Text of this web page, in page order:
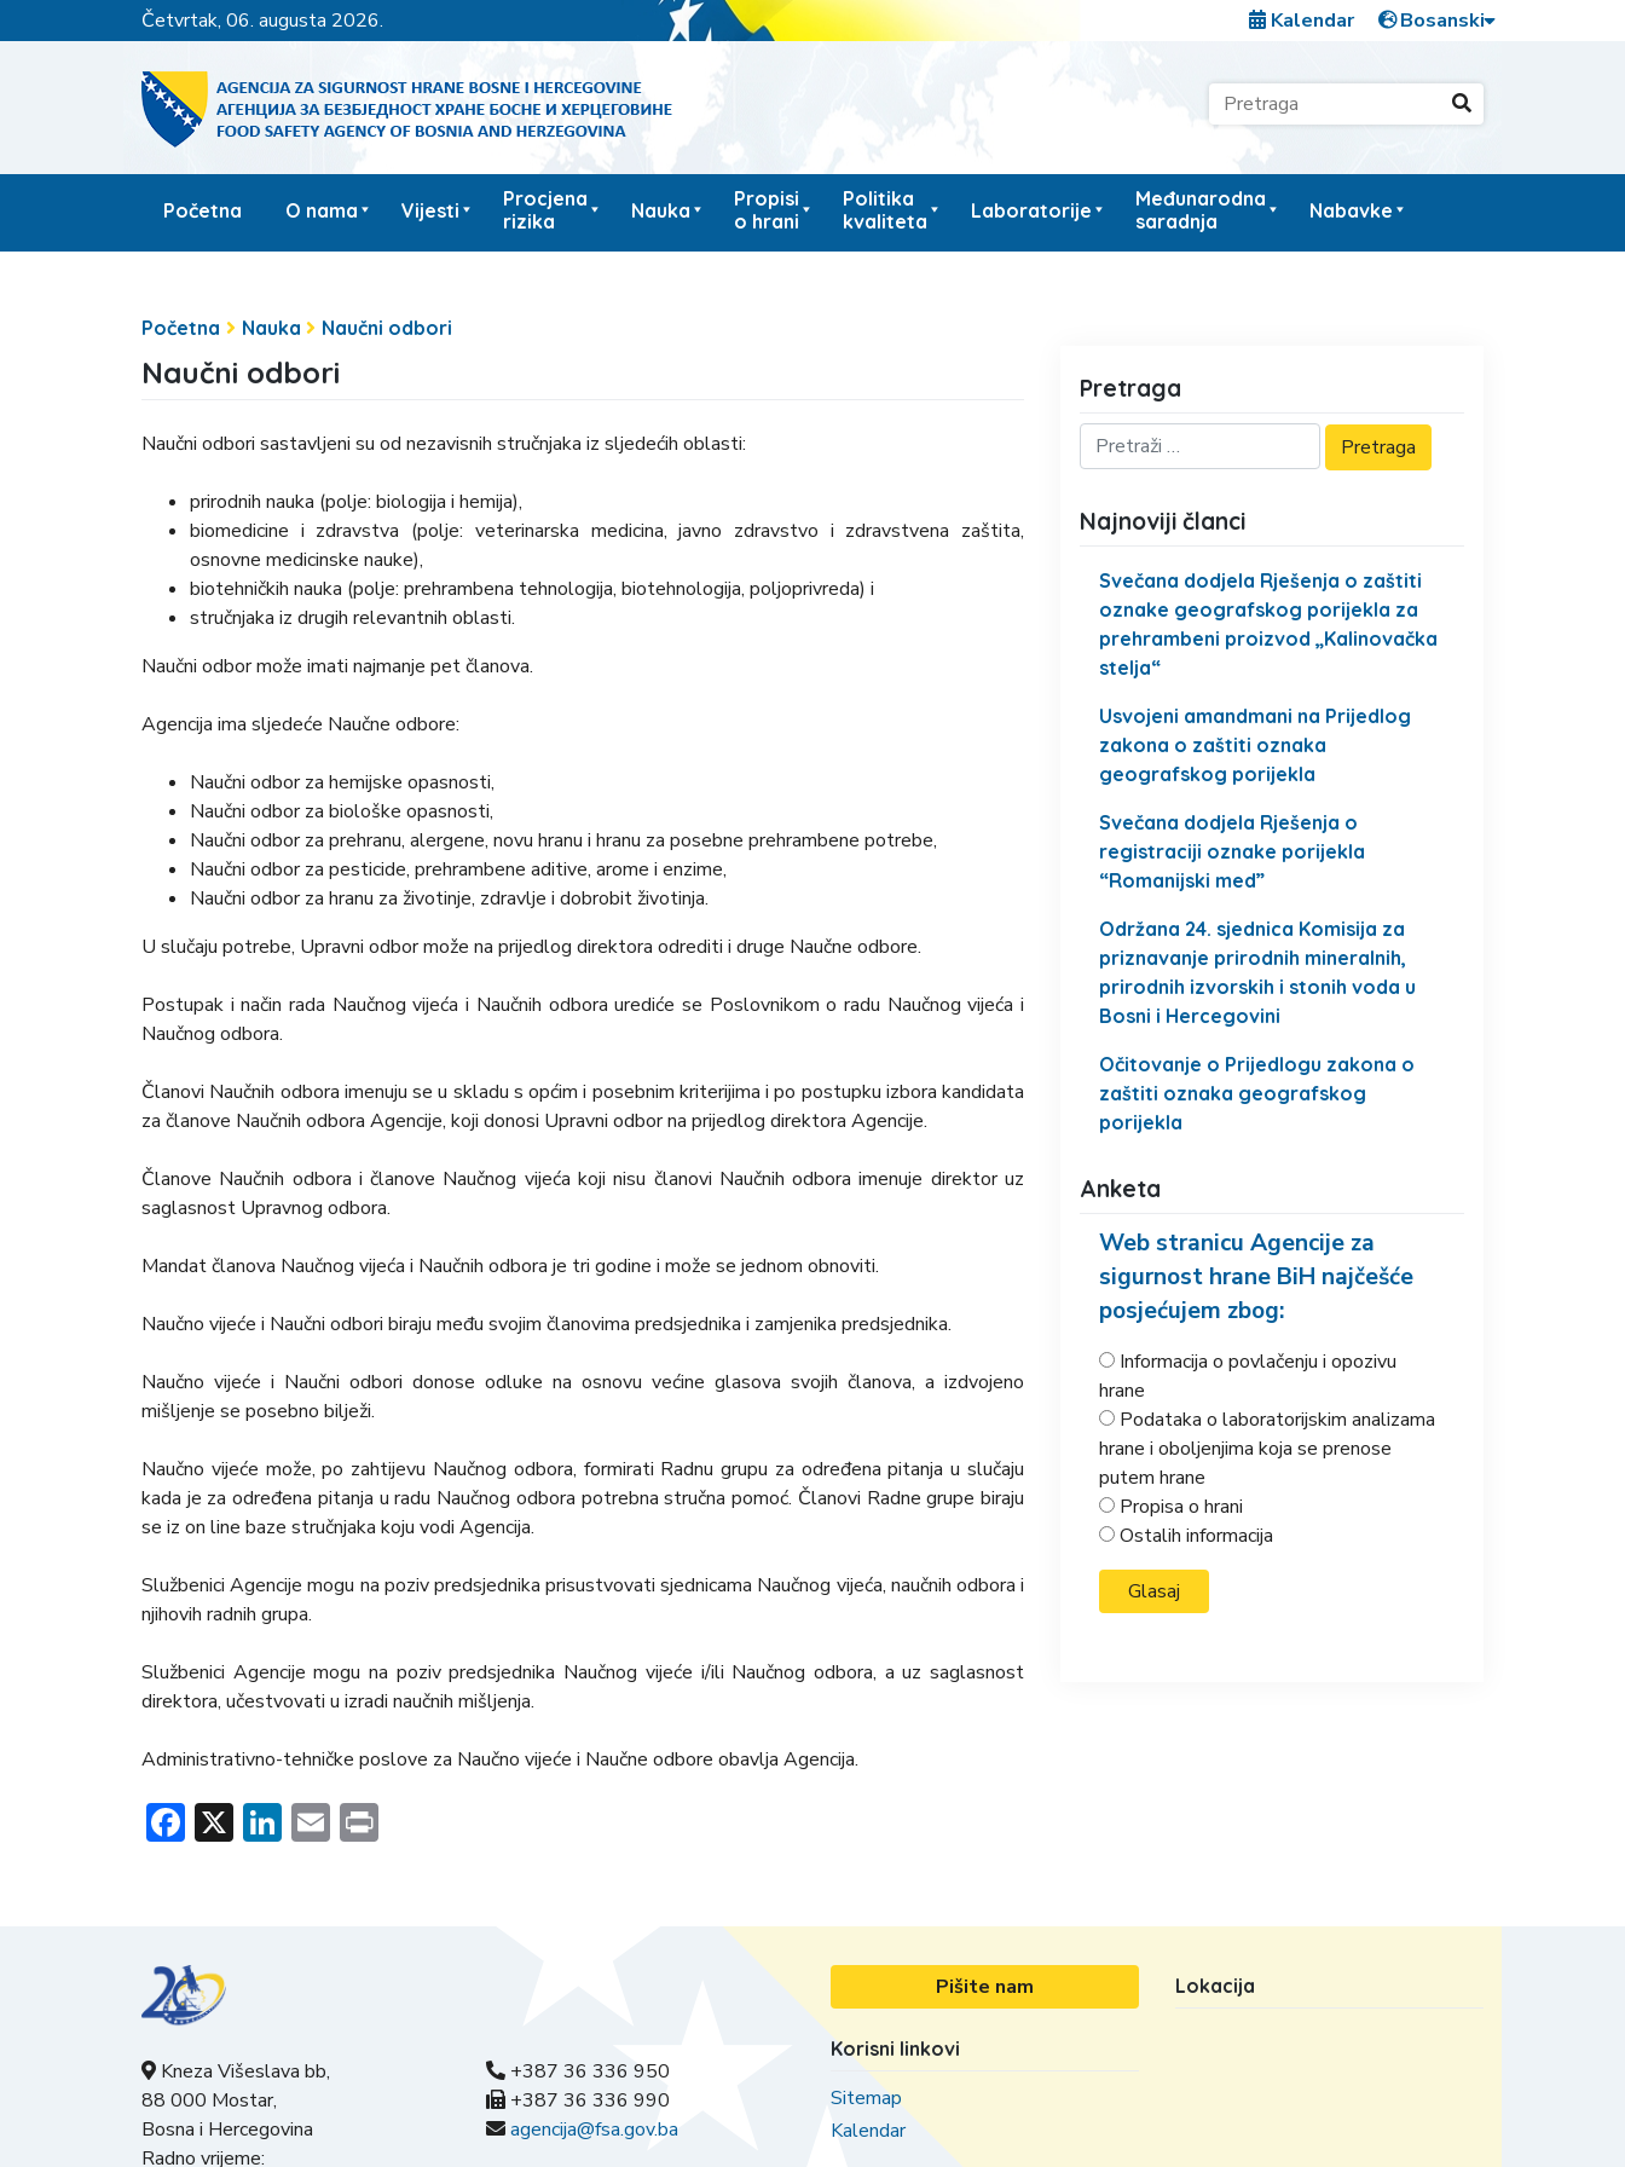
četvrtak, 06. augusta 2026. Kalendar
Početna O nama Vijesti
Procjena
rizika
Nauka
Propisi
o hrani
Politika
kvaliteta
Laboratorije
Međunarodna
saradnja
Nabavke
Početna Nauka Naučni odbori
Naučni odbori
Naučni odbori sastavljeni su od nezavisnih stručnjaka iz sljedećih oblasti:
prirodnih nauka (polje: biologija i hemija),
biomedicine i zdravstva (polje: veterinarska medicina, javno zdravstvo i zdravstvena zaštita,
osnovne medicinske nauke),
biotehničkih nauka (polje: prehrambena tehnologija, biotehnologija, poljoprivreda) i
stručnjaka iz drugih relevantnih oblasti.
Naučni odbor može imati najmanje pet članova.
Agencija ima sljedeće Naučne odbore:
Naučni odbor za hemijske opasnosti,
Naučni odbor za biološke opasnosti,
Naučni odbor za prehranu, alergene, novu hranu i hranu za posebne prehrambene potrebe,
Naučni odbor za pesticide, prehrambene aditive, arome i enzime,
Naučni odbor za hranu za životinje, zdravlje i dobrobit životinja.
U slučaju potrebe, Upravni odbor može na prijedlog direktora odrediti i druge Naučne odbore.
Postupak i način rada Naučnog vijeća i Naučnih odbora urediće se Poslovnikom o radu Naučnog vijeća i
Naučnog odbora.
Članovi Naučnih odbora imenuju se u skladu s općim i posebnim kriterijima i po postupku izbora kandidata
za članove Naučnih odbora Agencije, koji donosi Upravni odbor na prijedlog direktora Agencije.
Članove Naučnih odbora i članove Naučnog vijeća koji nisu članovi Naučnih odbora imenuje direktor uz
saglasnost Upravnog odbora.
Mandat članova Naučnog vijeća i Naučnih odbora je tri godine i može se jednom obnoviti.
Naučno vijeće i Naučni odbori biraju među svojim članovima predsjednika i zamjenika predsjednika.
Naučno vijeće i Naučni odbori donose odluke na osnovu većine glasova svojih članova, a izdvojeno
mišljenje se posebno bilježi.
Naučno vijeće može, po zahtijevu Naučnog odbora, formirati Radnu grupu za određena pitanja u slučaju
kada je za određena pitanja u radu Naučnog odbora potrebna stručna pomoć. Članovi Radne grupe biraju
se iz on line baze stručnjaka koju vodi Agencija.
Službenici Agencije mogu na poziv predsjednika prisustvovati sjednicama Naučnog vijeća, naučnih odbora i
njihovih radnih grupa.
Službenici Agencije mogu na poziv predsjednika Naučnog vijeće i/ili Naučnog odbora, a uz saglasnost
direktora, učestvovati u izradi naučnih mišljenja.
Administrativno-tehničke poslove za Naučno vijeće i Naučne odbore obavlja Agencija.
Facebook
X LinkedIn
Email
Pretraga
Najnoviji članci
Svečana dodjela Rješenja o zaštiti
oznake geografskog porijekla za
prehrambeni proizvod „Kalinovačka
stelja“
Usvojeni amandmani na Prijedlog
zakona o zaštiti oznaka
geografskog porijekla
Svečana dodjela Rješenja o
registraciji oznake porijekla
“Romanijski med”
Održana 24. sjednica Komisija za
priznavanje prirodnih mineralnih,
prirodnih izvorskih i stonih voda u
Bosni i Hercegovini
Očitovanje o Prijedlogu zakona o
zaštiti oznaka geografskog
porijekla
Anketa
Web stranicu Agencije za
sigurnost hrane BiH najčešće
posjećujem zbog:
Informacija o povlačenju i opozivu
hrane
Podataka o laboratorijskim analizama
hrane i oboljenjima koja se prenose
putem hrane
Propisa o hrani
Ostalih informacija
Kneza Višeslava bb,
88 000 Mostar,
Bosna i Hercegovina
Radno vrijeme:
+387 36 336 950
+387 36 336 990
agencija@fsa.gov.ba
Pišite nam
Korisni linkovi
Sitemap
Kalendar
Lokacija